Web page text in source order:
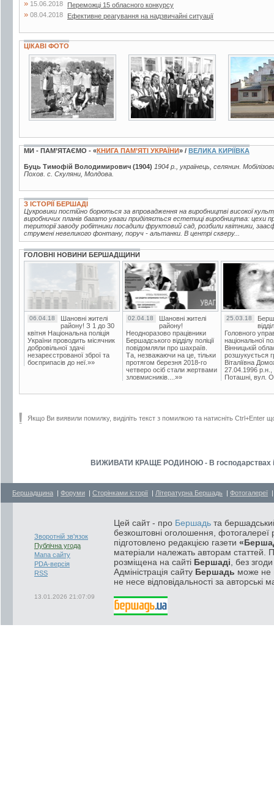
» 15.06.2018 Переможці 15 обласного конкурсу
» 08.04.2018 Ефективне реагування на надзвичайні ситуації
ЦІКАВІ ФОТО
2 фото 2 фото 6 фото
МИ - ПАМ’ЯТАЄМО - «КНИГА ПАМ’ЯТІ УКРАЇНИ» / ВЕЛИКА КИРІЇВКА
Буць Тимофій Володимирович (1904) 1904 р., українець, селянин.
Похов. с. Скуляни, Молдова.
З ІСТОРІЇ БЕРШАДІ
Цукровики постійно борються за впровадження на виробництві високої
виробничих планів багато уваги приділяється естетиці виробництва: цехи
території заводу робітники посадили фруктовий сад, розбили квітники,
струмені невеликого фонтану, поруч - альтанки. В центрі скверу...
ГОЛОВНІ НОВИНИ БЕРШАДЩИНИ
06.04.18
Шановні жителі
району! З 1 до 30
квітня Національна поліція
України проводить місячник
добровільної здачі
незареєстрованої зброї та
боєприпасів до неї.»»
02.04.18
Шановні жителі
району!
Неодноразово працівники
Бершадського відділу поліції
повідомляли про шахраїв.
Та, незважаючи на це, тільки
протягом березня 2018-го
четверо осіб стали жертвами
зловмисників....»»
25.03.18
Головного
національної
Вінницькій
розшукується
Віталіївна
27.04.1996 р.н.,
Поташні, вул.
Якщо Ви виявили помилку, виділіть текст з помилкою та натисніть Ctrl+Enter
ВИЖИВАТИ КРАЩЕ РОДИНОЮ - В господарствах і
Бершадщина | Форуми | Сторінками історії | Літературна Бершадь | Фотогалереї
Зворотній зв'язок
Публічна угода
Мапа сайту
PDA-версія
RSS
13.01.2026 21:07:09
Цей сайт - про Бершадь та
безкоштовні оголошення, фотогалереї
підготовлено редакцією газети
матеріали належать авторам статтей.
розміщена на сайті Бершаді , без
Адміністрація сайту Бершадь може не
не несе відповідальності за авторські